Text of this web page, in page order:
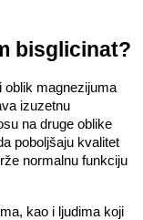
bisglicinat?
oblik magnezijuma
izuzetnu
na druge oblike
poboljšaju kvalitet
normalnu funkciju
kao i ljudima koji